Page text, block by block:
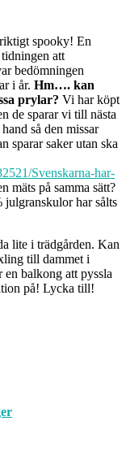
spooky! En
att
bedömningen
i år. Hm…. kan
prylar? Vi har köpt
de sparar vi till nästa
så den missar
sparar saker utan ska
Svenskarna-har-
mäts på samma sätt?
julgranskulor har sålts
lite i trädgården. Kan
till dammet i
balkong att pyssla
på! Lycka till!